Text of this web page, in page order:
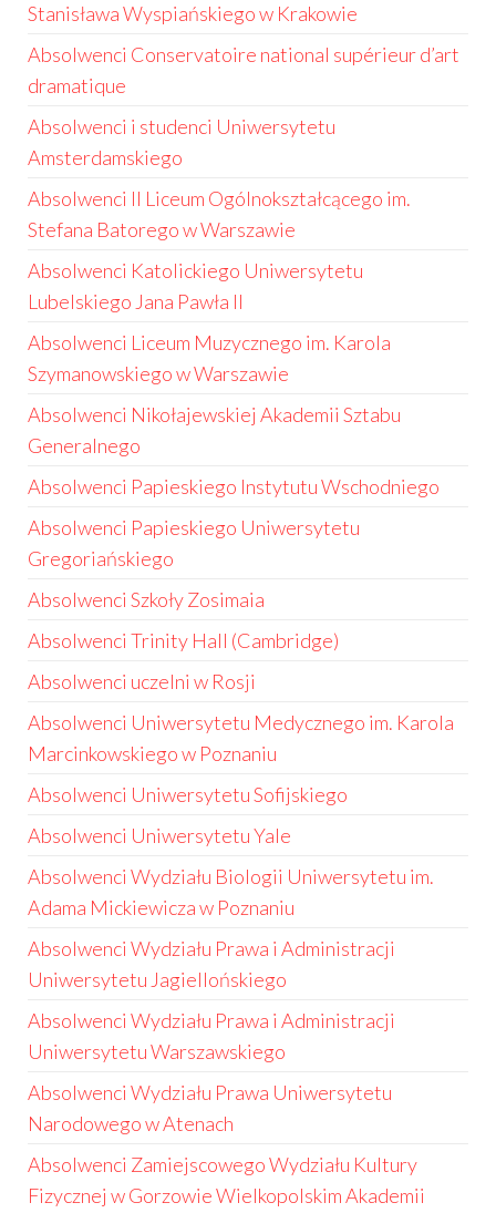
Stanisława Wyspiańskiego w Krakowie
Absolwenci Conservatoire national supérieur d’art
dramatique
Absolwenci i studenci Uniwersytetu
Amsterdamskiego
Absolwenci II Liceum Ogólnokształcącego im.
Stefana Batorego w Warszawie
Absolwenci Katolickiego Uniwersytetu
Lubelskiego Jana Pawła II
Absolwenci Liceum Muzycznego im. Karola
Szymanowskiego w Warszawie
Absolwenci Nikołajewskiej Akademii Sztabu
Generalnego
Absolwenci Papieskiego Instytutu Wschodniego
Absolwenci Papieskiego Uniwersytetu
Gregoriańskiego
Absolwenci Szkoły Zosimaia
Absolwenci Trinity Hall (Cambridge)
Absolwenci uczelni w Rosji
Absolwenci Uniwersytetu Medycznego im. Karola
Marcinkowskiego w Poznaniu
Absolwenci Uniwersytetu Sofijskiego
Absolwenci Uniwersytetu Yale
Absolwenci Wydziału Biologii Uniwersytetu im.
Adama Mickiewicza w Poznaniu
Absolwenci Wydziału Prawa i Administracji
Uniwersytetu Jagiellońskiego
Absolwenci Wydziału Prawa i Administracji
Uniwersytetu Warszawskiego
Absolwenci Wydziału Prawa Uniwersytetu
Narodowego w Atenach
Absolwenci Zamiejscowego Wydziału Kultury
Fizycznej w Gorzowie Wielkopolskim Akademii